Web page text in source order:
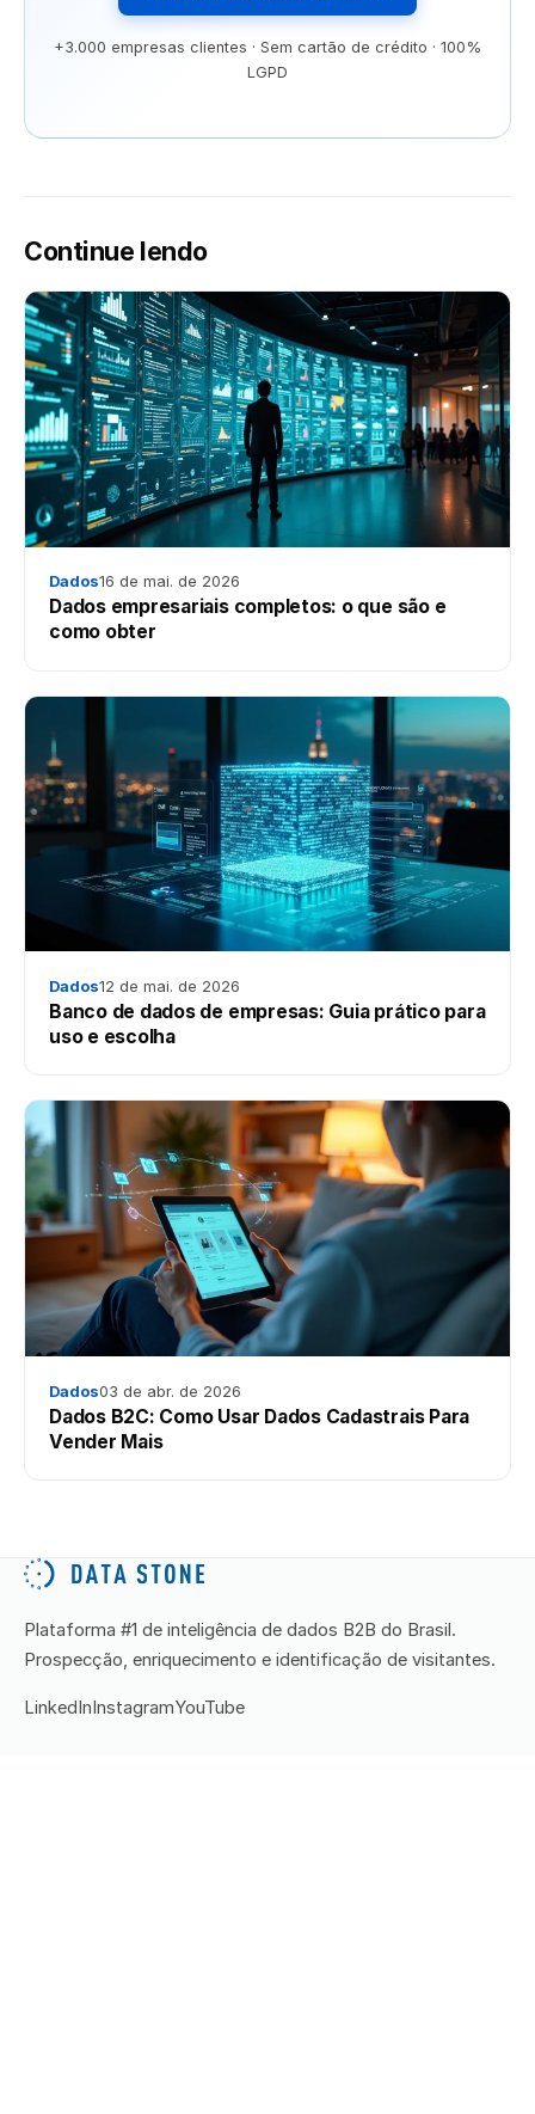
+3.000 empresas clientes · Sem cartão de crédito · 100%
LGPD
Continue lendo
Dados16 de mai. de 2026
Dados empresariais completos: o que são e
como obter
Dados12 de mai. de 2026
Banco de dados de empresas: Guia prático para
uso e escolha
Dados03 de abr. de 2026
Dados B2C: Como Usar Dados Cadastrais Para
Vender Mais
Plataforma #1 de inteligência de dados B2B do Brasil.
Prospecção, enriquecimento e identificação de visitantes.
LinkedInInstagramYouTube